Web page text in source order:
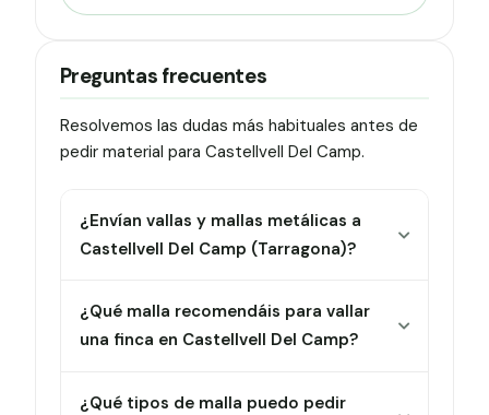
Preguntas frecuentes
Resolvemos las dudas más habituales antes de
pedir material para Castellvell Del Camp.
¿Envían vallas y mallas metálicas a
Castellvell Del Camp (Tarragona)?
¿Qué malla recomendáis para vallar
una finca en Castellvell Del Camp?
¿Qué tipos de malla puedo pedir